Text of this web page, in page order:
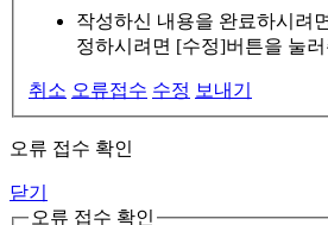
작성하신 내용을 완료하시려
정하시려면 [수정]버튼을 눌
취소 오류접수 수정 보내기
오류 접수 확인
닫기
오류 접수 확인